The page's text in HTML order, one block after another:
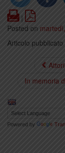
Print
|
Posted on
Articolo pubblicato
In memoria
Powered by